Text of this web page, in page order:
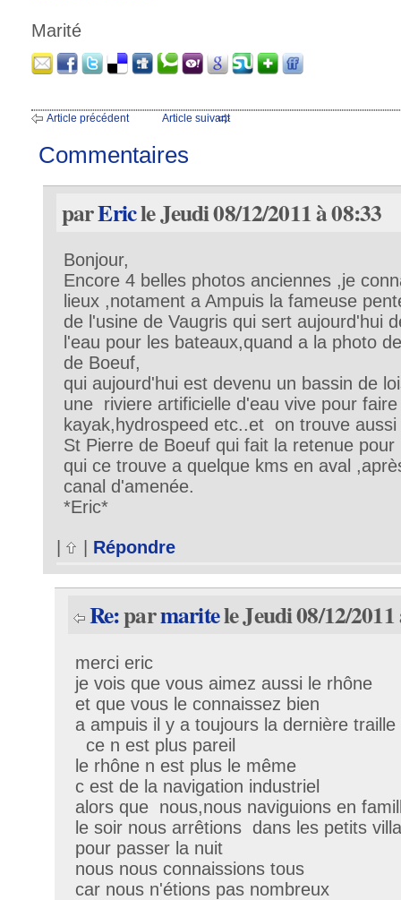
Marité
Article précédent Article suivant
Commentaires
parEricle Jeudi 08/12/2011 à 08:33
Bonjour,
Encore 4 belles photos anciennes ,je
lieux ,notament a Ampuis la fameuse
de l'usine de Vaugris qui sert aujourd'hui
l'eau pour les bateaux,quand a la photo
de Boeuf,
qui aujourd'hui est devenu un bassin de
une riviere artificielle d'eau vive pour
kayak,hydrospeed etc..et on trouve
St Pierre de Boeuf qui fait la retenue pour
qui ce trouve a quelque kms en aval
canal d'amenée.
*Eric*
Répondre
Re:parmaritele Jeudi 08/12/2011
merci eric
je vois que vous aimez aussi le rhône
et que vous le connaissez bien
a ampuis il y a toujours la dernière
ce n est plus pareil
le rhône n est plus le même
c est de la navigation industriel
alors que nous,nous naviguions en
le soir nous arrêtions dans les petits
pour passer la nuit
nous nous connaissions tous
car nous n'étions pas nombreux